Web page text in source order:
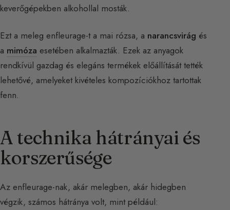
keverőgépekben alkohollal mosták.
Ezt a meleg enfleurage-t a mai rózsa, a narancsvirág és
a mimóza esetében alkalmazták. Ezek az anyagok
rendkívül gazdag és elegáns termékek előállítását tették
lehetővé, amelyeket kivételes kompozíciókhoz tartottak
fenn.
A technika hátrányai és
korszerűsége
Az enfleurage-nak, akár melegben, akár hidegben
végzik, számos hátránya volt, mint például: